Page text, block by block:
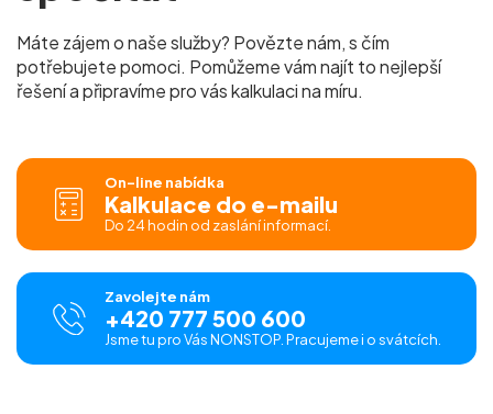
Máte zájem o naše služby? Povězte nám, s čím
potřebujete pomoci. Pomůžeme vám najít to nejlepší
řešení a připravíme pro vás kalkulaci na míru.
On-line nabídka
Kalkulace do e-mailu
Do 24 hodin od zaslání informací.
Zavolejte nám
+420 777 500 600
Jsme tu pro Vás NONSTOP. Pracujeme i o svátcích.